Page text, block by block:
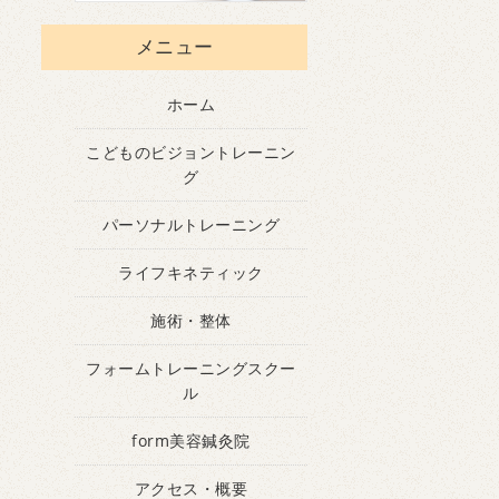
メニュー
ホーム
こどものビジョントレーニン
グ
パーソナルトレーニング
ライフキネティック
施術・整体
フォームトレーニングスクー
ル
form美容鍼灸院
アクセス・概要